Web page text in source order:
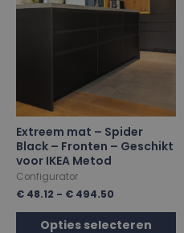
Extreem mat – Spider
Black – Fronten – Geschikt
voor IKEA Metod
Configurator
€ 48.12 - € 494.50
Opties selecteren